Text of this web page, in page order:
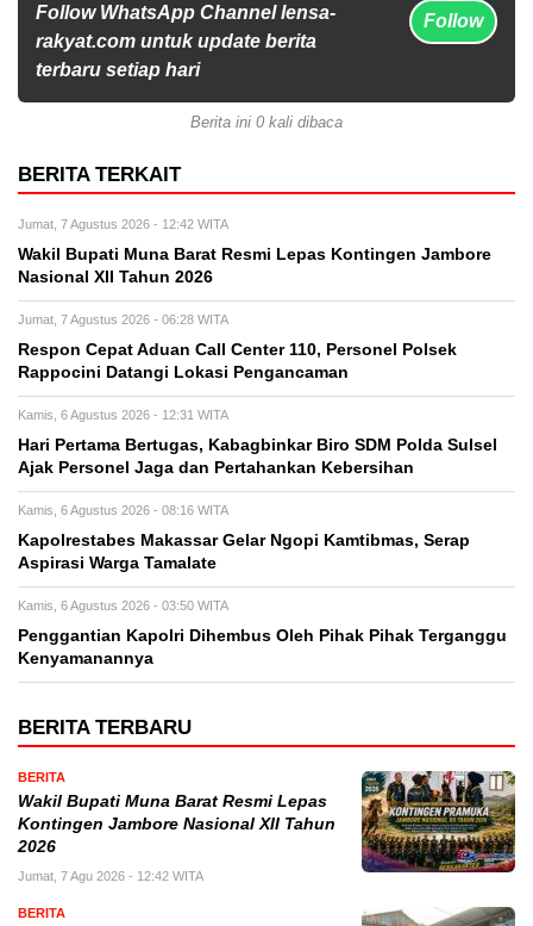
Follow WhatsApp Channel lensa-
rakyat.com untuk update berita
terbaru setiap hari
Follow
Berita ini 0 kali dibaca
BERITA TERKAIT
Jumat, 7 Agustus 2026 - 12:42 WITA
Wakil Bupati Muna Barat Resmi Lepas Kontingen Jambore
Nasional XII Tahun 2026
Jumat, 7 Agustus 2026 - 06:28 WITA
Respon Cepat Aduan Call Center 110, Personel Polsek
Rappocini Datangi Lokasi Pengancaman
Kamis, 6 Agustus 2026 - 12:31 WITA
Hari Pertama Bertugas, Kabagbinkar Biro SDM Polda Sulsel
Ajak Personel Jaga dan Pertahankan Kebersihan
Kamis, 6 Agustus 2026 - 08:16 WITA
Kapolrestabes Makassar Gelar Ngopi Kamtibmas, Serap
Aspirasi Warga Tamalate
Kamis, 6 Agustus 2026 - 03:50 WITA
Penggantian Kapolri Dihembus Oleh Pihak Pihak Terganggu
Kenyamanannya
BERITA TERBARU
BERITA
Wakil Bupati Muna Barat Resmi Lepas
Kontingen Jambore Nasional XII Tahun
2026
Jumat, 7 Agu 2026 - 12:42 WITA
BERITA